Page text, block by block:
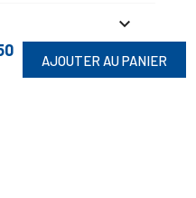
AJOUTER AU PANIER
